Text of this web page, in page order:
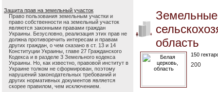
Защита прав на земельный участок
Право пользования земельным участки и
право собственности на земельный участок
являются законными правами граждан
Украины. Безусловно, реализация этих прав не
должна противоречить интересам и правам
других граждан, о чем сказано в ст. 13 и 14
Конституции Украины, главе 27 Гражданского
Кодекса и в разделе 3 Земельного кодекса
Украины. Но, как известно, правовой институт в
Украине толком не сформирован, поэтому
нарушений законодательных требований и
других нормативных документов является
скорее правилом, чем исключением.
Земельные
область
150
200